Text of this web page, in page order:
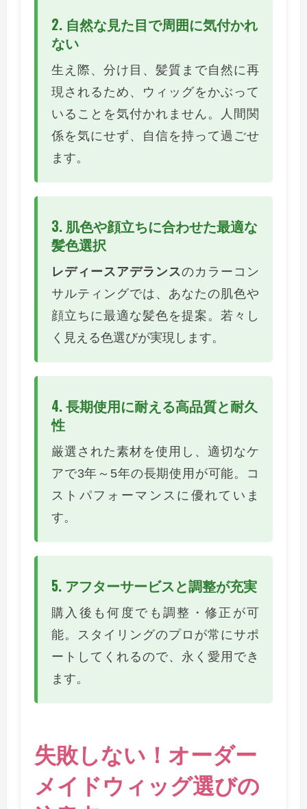
2. 自然な見た目で周囲に気付かれ
ない
生え際、分け目、髪質まで自然に再
現されるため、ウィッグをかぶって
いることを気付かれません。人間関
係を気にせず、自信を持って過ごせ
ます。
3. 肌色や顔立ちに合わせた最適な
髪色選択
レディースアデランスのカラーコン
サルティングでは、あなたの肌色や
顔立ちに最適な髪色を提案。若々し
く見える色選びが実現します。
4. 長期使用に耐える高品質と耐久
性
厳選された素材を使用し、適切なケ
アで3年～5年の長期使用が可能。コ
ストパフォーマンスに優れていま
す。
5. アフターサービスと調整が充実
購入後も何度でも調整・修正が可
能。スタイリングのプロが常にサポ
ートしてくれるので、永く愛用でき
ます。
失敗しない！オーダー
メイドウィッグ選びの